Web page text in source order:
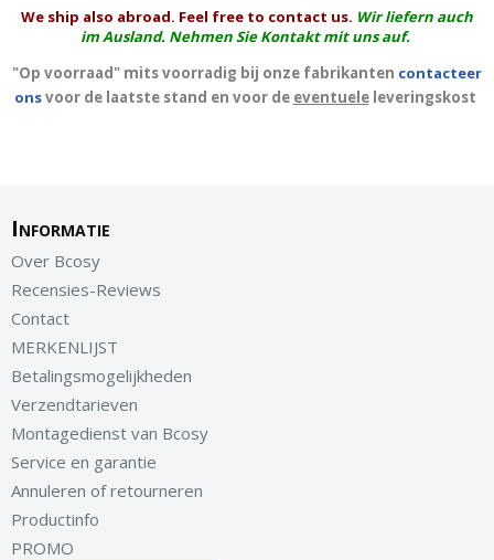
We ship also abroad. Feel free to contact us. Wir liefern auch
im Ausland. Nehmen Sie Kontakt mit uns auf.
"Op voorraad" mits voorradig bij onze fabrikanten contacteer
onsvoor de laatste stand en voor de eventueleleveringskost
Informatie
Over Bcosy
Recensies-Reviews
Contact
MERKENLIJST
Betalingsmogelijkheden
Verzendtarieven
Montagedienst van Bcosy
Service en garantie
Annuleren of retourneren
Productinfo
PROMO